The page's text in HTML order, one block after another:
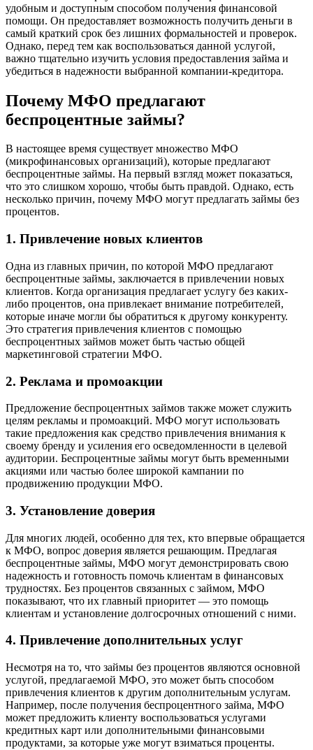
удобным и доступным способом получения финансовой
помощи. Он предоставляет возможность получить деньги в
самый краткий срок без лишних формальностей и проверок.
Однако, перед тем как воспользоваться данной услугой,
важно тщательно изучить условия предоставления займа и
убедиться в надежности выбранной компании-кредитора.
Почему МФО предлагают
беспроцентные займы?
В настоящее время существует множество МФО
(микрофинансовых организаций), которые предлагают
беспроцентные займы. На первый взгляд может показаться,
что это слишком хорошо, чтобы быть правдой. Однако, есть
несколько причин, почему МФО могут предлагать займы без
процентов.
1. Привлечение новых клиентов
Одна из главных причин, по которой МФО предлагают
беспроцентные займы, заключается в привлечении новых
клиентов. Когда организация предлагает услугу без каких-
либо процентов, она привлекает внимание потребителей,
которые иначе могли бы обратиться к другому конкуренту.
Это стратегия привлечения клиентов с помощью
беспроцентных займов может быть частью общей
маркетинговой стратегии МФО.
2. Реклама и промоакции
Предложение беспроцентных займов также может служить
целям рекламы и промоакций. МФО могут использовать
такие предложения как средство привлечения внимания к
своему бренду и усиления его осведомленности в целевой
аудитории. Беспроцентные займы могут быть временными
акциями или частью более широкой кампании по
продвижению продукции МФО.
3. Установление доверия
Для многих людей, особенно для тех, кто впервые обращается
к МФО, вопрос доверия является решающим. Предлагая
беспроцентные займы, МФО могут демонстрировать свою
надежность и готовность помочь клиентам в финансовых
трудностях. Без процентов связанных с займом, МФО
показывают, что их главный приоритет — это помощь
клиентам и установление долгосрочных отношений с ними.
4. Привлечение дополнительных услуг
Несмотря на то, что займы без процентов являются основной
услугой, предлагаемой МФО, это может быть способом
привлечения клиентов к другим дополнительным услугам.
Например, после получения беспроцентного займа, МФО
может предложить клиенту воспользоваться услугами
кредитных карт или дополнительными финансовыми
продуктами, за которые уже могут взиматься проценты.